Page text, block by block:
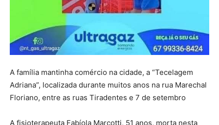
A família mantinha comércio na cidade, a “Tecelagem
Adriana”, localizada durante muitos anos na rua Marechal
Floriano, entre as ruas Tiradentes e 7 de setembro
A fisioterapeuta Fabíola Marcotti, 51 anos, morta nesta